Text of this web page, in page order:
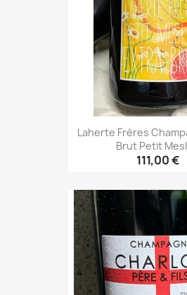
Laherte Frères
Brut Petit
111,00 €